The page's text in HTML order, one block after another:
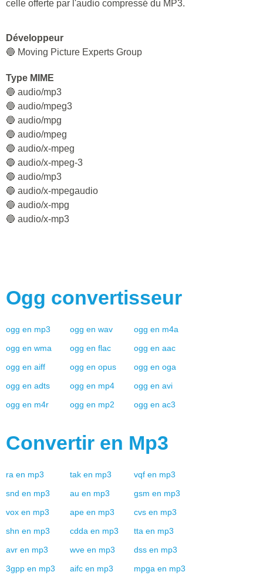
celle offerte par l'audio compressé du MP3.
Développeur
🔵 Moving Picture Experts Group
Type MIME
🔵 audio/mp3
🔵 audio/mpeg3
🔵 audio/mpg
🔵 audio/mpeg
🔵 audio/x-mpeg
🔵 audio/x-mpeg-3
🔵 audio/mp3
🔵 audio/x-mpegaudio
🔵 audio/x-mpg
🔵 audio/x-mp3
Ogg convertisseur
ogg en mp3 ogg en wav ogg en m4a
ogg en wma ogg en flac ogg en aac
ogg en aiff ogg en opus ogg en oga
ogg en adts ogg en mp4 ogg en avi
ogg en m4r ogg en mp2 ogg en ac3
Convertir en Mp3
ra en mp3 tak en mp3 vqf en mp3
snd en mp3 au en mp3 gsm en mp3
vox en mp3 ape en mp3 cvs en mp3
shn en mp3 cdda en mp3 tta en mp3
avr en mp3 wve en mp3 dss en mp3
3gpp en mp3 aifc en mp3 mpga en mp3